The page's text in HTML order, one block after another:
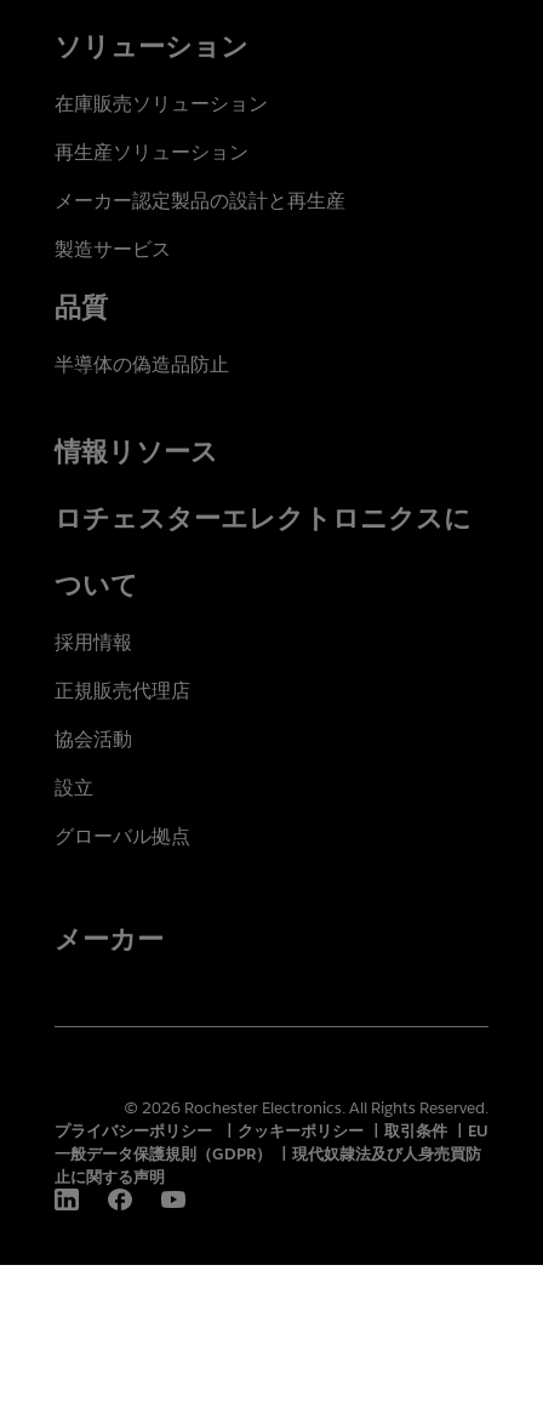
ソリューション
在庫販売ソリューション
再生産ソリューション
メーカー認定製品の設計と再生産
製造サービス
品質
半導体の偽造品防止
情報リソース
ロチェスターエレクトロニクスに
ついて
採用情報
正規販売代理店
協会活動
設立
グローバル拠点
メーカー
© 2026 Rochester Electronics. All Rights Reserved.
プライバシーポリシー
クッキーポリシー 取引条件
EU
一般データ保護規則（GDPR）
現代奴隷法及び人身売買防
止に関する声明